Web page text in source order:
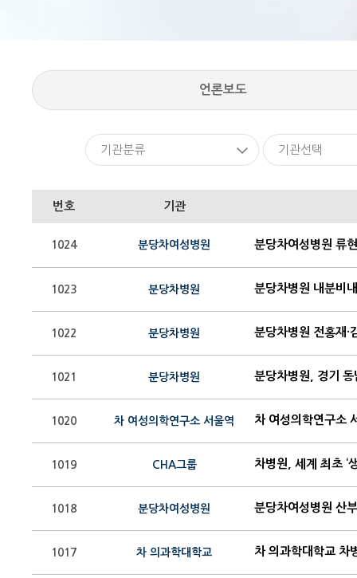
언론보도
기관분류 기관선택
번호 기관
1024 분당차여성병원
1023 분당차병원
1022 분당차병원
1021 분당차병원 분당차병원, 경기
1020 차 여성의학연구소 서울역
1019 CHA그룹 차병원, 세계 최초 ‘
1018 분당차여성병원
1017 차 의과학대학교 차 의과학대학교 차